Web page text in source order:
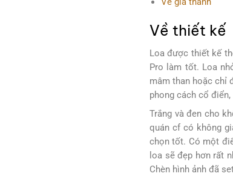
Về thiết kế
Loa được thiết kế
Pro làm tốt. Loa
mâm than hoặc chỉ
phong cách cổ
Trắng và đen cho
quán cf có không
chọn tốt. Có một
loa sẽ đẹp hơn rất
Chèn hình ảnh đã